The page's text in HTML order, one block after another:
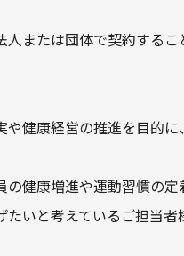
人または団体で契約する
や健康経営の推進を目的
健康増進や運動習慣の定
たいと考えているご担当